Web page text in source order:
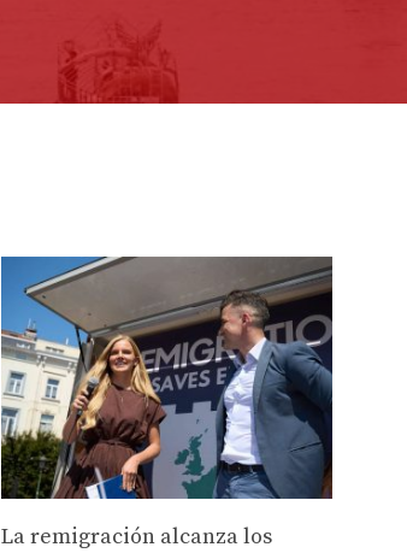
La remigración alcanza los